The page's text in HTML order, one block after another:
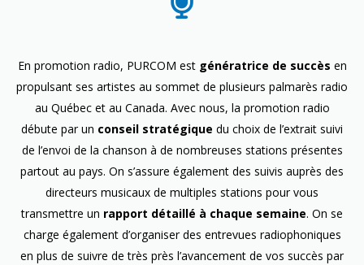
En promotion radio, PURCOM est génératrice de succès en
propulsant ses artistes au sommet de plusieurs palmarès radio
au Québec et au Canada. Avec nous, la promotion radio
débute par un conseil stratégique du choix de l’extrait suivi
de l’envoi de la chanson à de nombreuses stations présentes
partout au pays. On s’assure également des suivis auprès des
directeurs musicaux de multiples stations pour vous
transmettre un rapport détaillé à chaque semaine. On se
charge également d’organiser des entrevues radiophoniques
en plus de suivre de très près l’avancement de vos succès par